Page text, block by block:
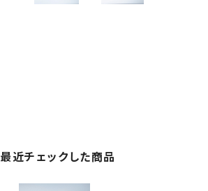
最近チェックした商品